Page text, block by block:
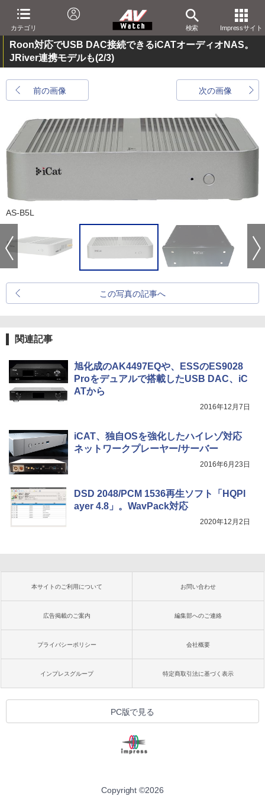
カテゴリ 検索 Impressサイト
Roon対応でUSB DAC接続できるiCATオーディオNAS。
JRiver連携モデルも(2/3)
前の画像 次の画像
AS-B5L
この写真の記事へ
関連記事
旭化成のAK4497EQや、ESSのES9028
Proをデュアルで搭載したUSB DAC、iC
ATから
2016年12月7日
iCAT、独自OSを強化したハイレゾ対応
ネットワークプレーヤー/サーバー
2016年6月23日
DSD 2048/PCM 1536再生ソフト「HQPl
ayer 4.8」。WavPack対応
2020年12月2日
本サイトのご利用について お問い合わせ
広告掲載のご案内 編集部へのご連絡
プライバシーポリシー 会社概要
インプレスグループ 特定商取引法に基づく表示
PC版で見る
Copyright ©2026